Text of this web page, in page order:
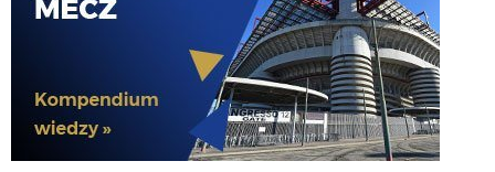
Spence z Tottenhamu 0 g 0 asyst a wielu go tu chciało.
Cny 09.08.2026 21:23
plan idealny. kupujemy nortona za 15M, myślimy że kopnie Ewa razy prosto
piłkę i jakieś niukasyl czy inne lids da za niego sto milionów później, w
rzeczywistości bujamy się z nim jak z islamskim albancem